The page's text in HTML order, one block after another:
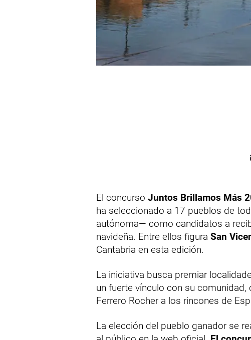
El concurso Juntos Brillamos Más
ha seleccionado a 17 pueblos de
autónoma— como candidatos a
navideña. Entre ellos figura San
Cantabria en esta edición.
La iniciativa busca premiar
un fuerte vínculo con su comunidad,
Ferrero Rocher a los rincones de
La elección del pueblo ganador se